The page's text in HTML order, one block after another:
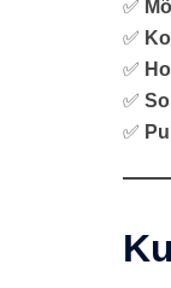
✅
✅
✅
✅
✅